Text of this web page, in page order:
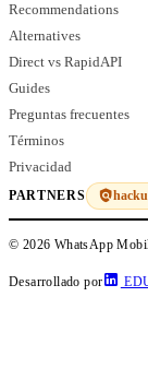
Recommendations
Alternatives
Direct vs RapidAPI
Guides
Preguntas frecuentes
Términos
Privacidad
PARTNERS
© 2026 WhatsApp
Desarrollado por